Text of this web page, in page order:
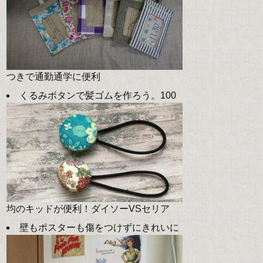
つきで通勤通学に便利
くるみボタンで髪ゴムを作ろう。100
均のキッドが便利！ダイソーVSセリア
壁もポスターも傷をつけずにきれいに